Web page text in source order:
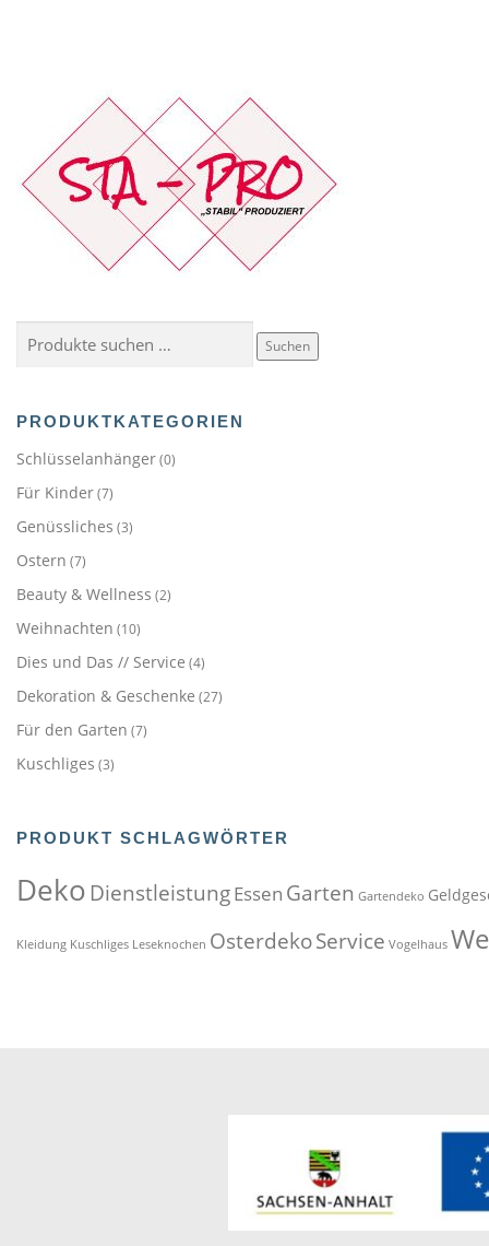
nach:
Suchen
PRODUKTKATEGORIEN
Schlüsselanhänger(0)
Für Kinder(7)
Genüssliches (3)
Ostern (7)
Beauty & Wellness (2)
Weihnachten (10)
Dies und Das // Service (4)
Dekoration & Geschenke (27)
Für den Garten (7)
Kuschliges (3)
PRODUKT SCHLAGWÖRTER
Deko DienstleistungEssen Garten Gartendeko
Kleidung Kuschliges Leseknochen OsterdekoService Vogelhaus